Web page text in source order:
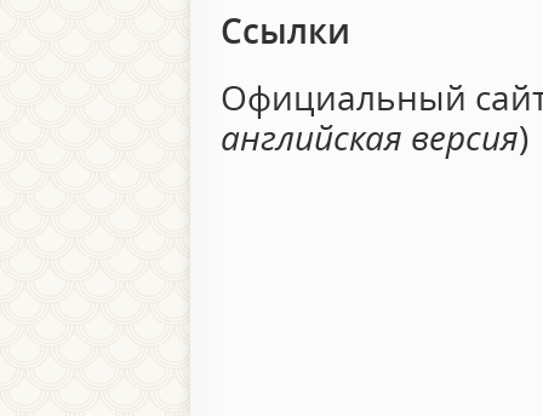
Ссылки
Официальный
английская версия)